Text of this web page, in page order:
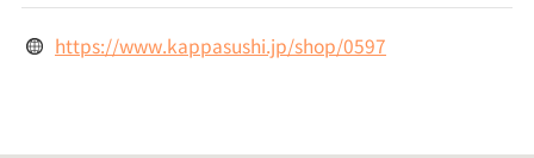
https://www.kappasushi.jp/shop/0597